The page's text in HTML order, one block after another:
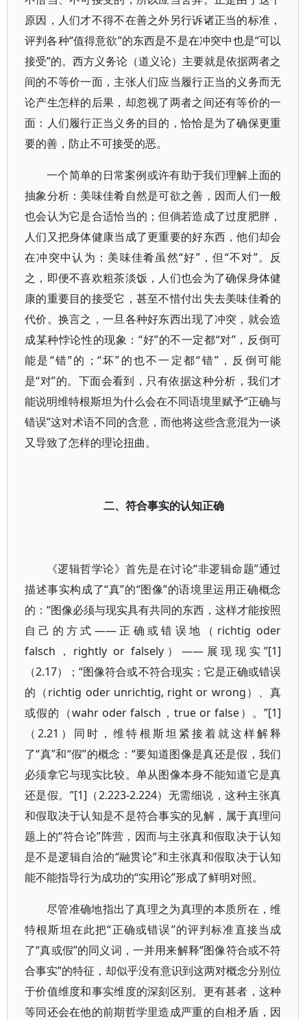
原因，人们才不得不在善之外另行诉诸正当的标准，
评判各种“值得意欲”的东西是不是在冲突中也是“可以
接受”的。西方义务论（道义论）主要就是依据两者之
间的不等价一面，主张人们应当履行正当的义务而无
论产生怎样的后果，却忽视了两者之间还有等价的一
面：人们履行正当义务的目的，恰恰是为了确保更重
要的善，防止不可接受的恶。
一个简单的日常案例或许有助于我们理解上面的
抽象分析：美味佳肴自然是可欲之善，因而人们一般
也会认为它是合适恰当的；但倘若造成了过度肥胖，
人们又把身体健康当成了更重要的好东西，他们却会
在冲突中认为：美味佳肴虽然“好”，但“不对”。反
之，即便不喜欢粗茶淡饭，人们也会为了确保身体健
康的重要目的接受它，甚至不惜付出失去美味佳肴的
代价。换言之，一旦各种好东西出现了冲突，就会造
成某种悖论性的现象：“好”的不一定都“对”，反倒可
能是“错”的；“坏”的也不一定都“错”，反倒可能
是“对”的。下面会看到，只有依据这种分析，我们才
能说明维特根斯坦为什么会在不同语境里赋予“正确与
错误”这对术语不同的含意，而他将这些含意混为一谈
又导致了怎样的理论扭曲。
二、符合事实的认知正确
《逻辑哲学论》首先是在讨论“非逻辑命题”通过
描述事实构成了“真”的“图像”的语境里运用正确概念
的：“图像必须与现实具有共同的东西，这样才能按照
自己的方式——正确或错误地（richtig oder
falsch，rightly or falsely）——展现现实”[1]
（2.17）；“图像符合或不符合现实；它是正确或错误
的（richtig oder unrichtig, right or wrong）、真
或假的（wahr oder falsch，true or false）。”[1]
（2.21）同时，维特根斯坦紧接着就这样解释
了“真”和“假”的概念：“要知道图像是真还是假，我们
必须拿它与现实比较。单从图像本身不能知道它是真
还是假。”[1]（2.223-2.224）无需细说，这种主张真
和假取决于认知是不是符合事实的见解，属于真理问
题上的“符合论”阵营，因而与主张真和假取决于认知
是不是逻辑自洽的“融贯论”和主张真和假取决于认知
能不能指导行为成功的“实用论”形成了鲜明对照。
尽管准确地指出了真理之为真理的本质所在，维
特根斯坦在此把“正确或错误”的评判标准直接当成
了“真或假”的同义词，一并用来解释“图像符合或不符
合事实”的特征，却似乎没有意识到这两对概念分别位
于价值维度和事实维度的深刻区别。更有甚者，这种
等同还会在他的前期哲学里造成严重的自相矛盾，因